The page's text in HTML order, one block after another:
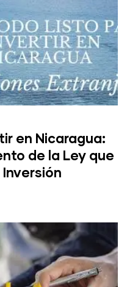
en Nicaragua:
de la Ley que